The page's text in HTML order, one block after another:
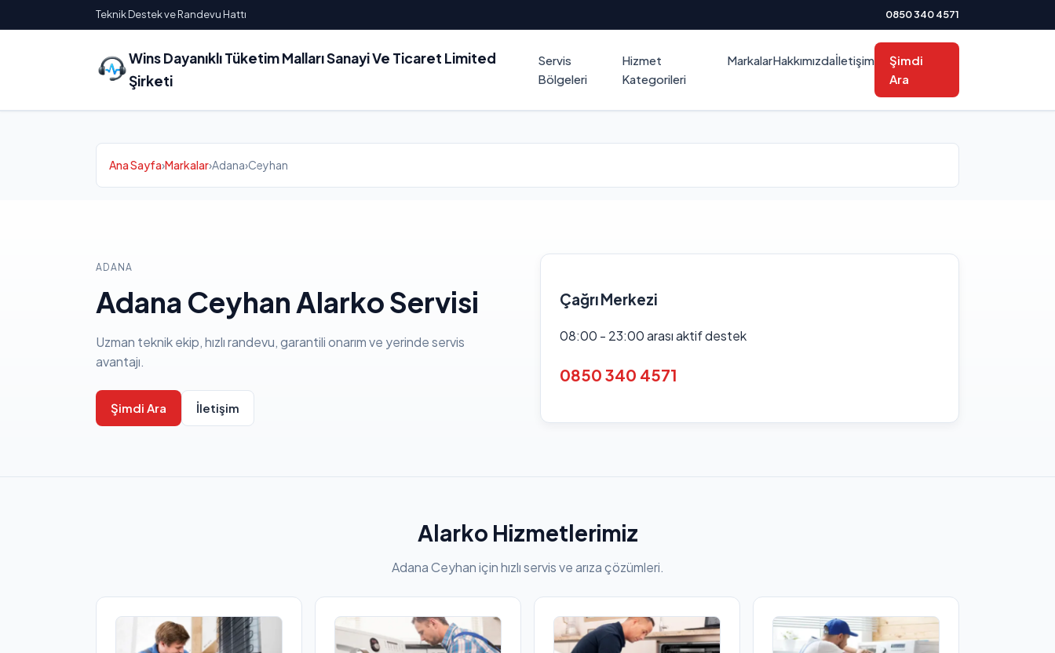
Teknik Destek ve Randevu Hattı 0850 340 4571
Wins Dayanıklı Tüketim Malları Sanayi Ve Ticaret Limited
Şirketi
Servis
Bölgeleri
Hizmet
Kategorileri
MarkalarHakkımızdaİletişim
Şimdi
Ara
Ana Sayfa›Markalar›Adana›Ceyhan
ADANA
Adana Ceyhan Alarko Servisi
Uzman teknik ekip, hızlı randevu, garantili onarım ve yerinde servis
avantajı.
Şimdi Ara İletişim
Çağrı Merkezi
08:00 - 23:00 arası aktif destek
0850 340 4571
Alarko Hizmetlerimiz
Adana Ceyhan için hızlı servis ve arıza çözümleri.